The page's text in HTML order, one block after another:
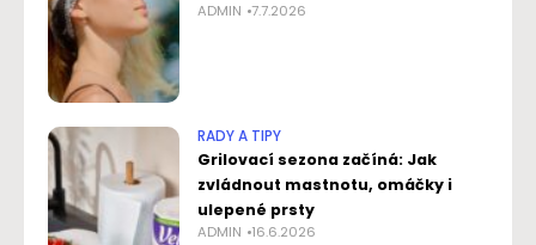
ADMIN 7.7.2026
RADY A TIPY
Grilovací sezona začíná: Jak
zvládnout mastnotu, omáčky i
ulepené prsty
ADMIN 16.6.2026